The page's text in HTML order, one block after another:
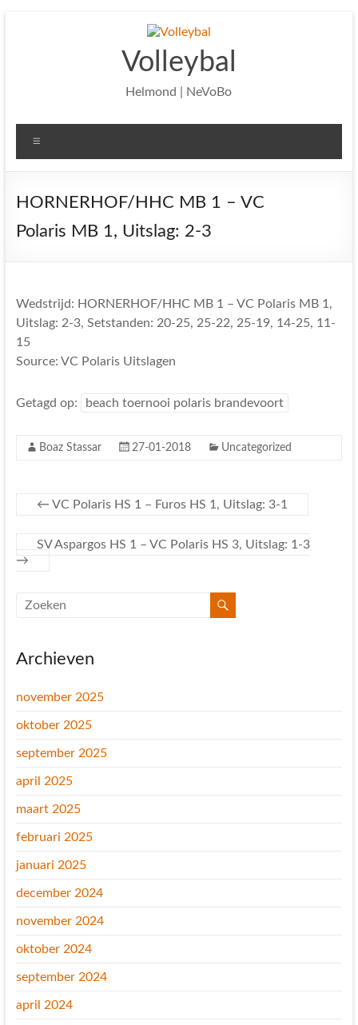
Volleybal
Helmond | NeVoBo
HORNERHOF/HHC MB 1 – VC
Polaris MB 1, Uitslag: 2-3
Wedstrijd: HORNERHOF/HHC MB 1 – VC Polaris MB 1,
Uitslag: 2-3, Setstanden: 20-25, 25-22, 25-19, 14-25, 11-
15
Source: VC Polaris Uitslagen
Getagd op: beach toernooi polaris brandevoort
Boaz Stassar 27-01-2018 Uncategorized
← VC Polaris HS 1 – Furos HS 1, Uitslag: 3-1
SV Aspargos HS 1 – VC Polaris HS 3, Uitslag: 1-3
→
Archieven
november 2025
oktober 2025
september 2025
april 2025
maart 2025
februari 2025
januari 2025
december 2024
november 2024
oktober 2024
september 2024
april 2024